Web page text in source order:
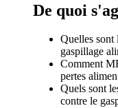
De quoi
Quelles sont
gaspillage
Comment
pertes
Quels sont
contre le